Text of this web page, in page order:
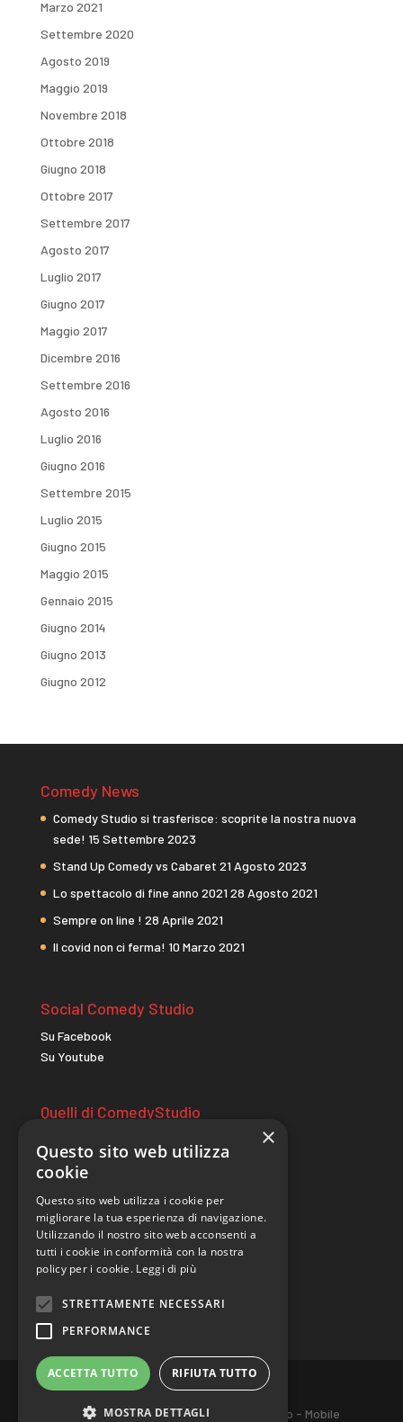
Marzo 2021
Settembre 2020
Agosto 2019
Maggio 2019
Novembre 2018
Ottobre 2018
Giugno 2018
Ottobre 2017
Settembre 2017
Agosto 2017
Luglio 2017
Giugno 2017
Maggio 2017
Dicembre 2016
Settembre 2016
Agosto 2016
Luglio 2016
Giugno 2016
Settembre 2015
Luglio 2015
Giugno 2015
Maggio 2015
Gennaio 2015
Giugno 2014
Giugno 2013
Giugno 2012
Comedy News
Comedy Studio si trasferisce: scoprite la nostra nuova
sede! 15 Settembre 2023
Stand Up Comedy vs Cabaret 21 Agosto 2023
Lo spettacolo di fine anno 2021 28 Agosto 2021
Sempre on line ! 28 Aprile 2021
Il covid non ci ferma! 10 Marzo 2021
Social Comedy Studio
Su Facebook
Su Youtube
Quelli di ComedyStudio
wildcomedycamp.it
Sito realizzato da
Associazione TAC - Via Rosmini, 1g. Torino - Mobile
×
Questo sito web utilizza
cookie
Questo sito web utilizza i cookie per
migliorare la tua esperienza di navigazione.
Utilizzando il nostro sito web acconsenti a
tutti i cookie in conformità con la nostra
policy per i cookie. Leggi di più
STRETTAMENTE NECESSARI
PERFORMANCE
ACCETTA TUTTO RIFIUTA TUTTO
MOSTRA DETTAGLI